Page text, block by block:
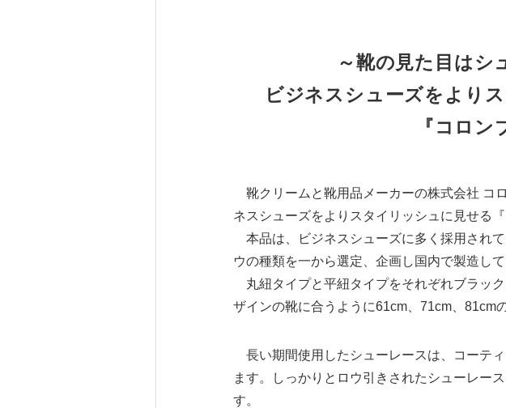
～靴の見た目はシ
ビジネスシューズをより
『コロン
靴クリームと靴用品メーカーの株式会社 コ
ネスシューズをよりスタイリッシュに見せる
本品は、ビジネスシューズに多く採用され
ウの種類を一から選定、企画し国内で製造して
丸紐タイプと平紐タイプをそれぞれブラッ
ザインの靴に合うように61cm、71cm、81cm
長い期間使用したシューレースは、コーテ
ます。しっかりとロウ引きされたシューレー
す。